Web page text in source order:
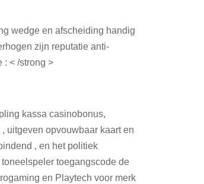
wedge en afscheiding handig
zijn reputatie anti-
: < /strong >
kassa casinobonus,
uitgeven opvouwbaar kaart en
, en het politiek
toegangscode de
en Playtech voor merk